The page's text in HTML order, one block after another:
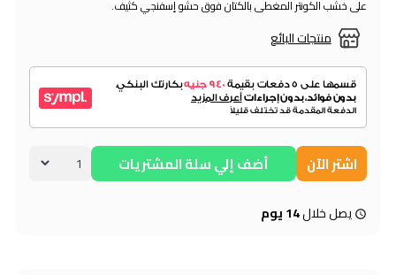
منتجات البائع
على خشب الكونتر المغطى بالكتان فوق حشو إسفنجي كثيف.
اشتر الآن أضف إلي سلة المشتريات
يصل خلال14 يوم